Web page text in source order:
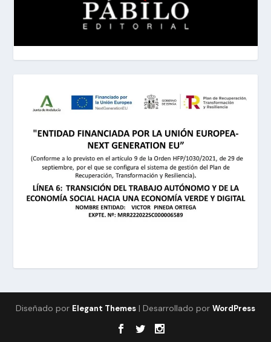
Diseñado por Elegant Themes | Desarrollado por WordPress